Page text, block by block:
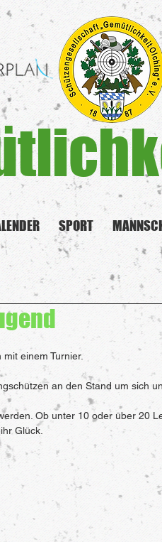
SPORT
einem Turnier.
an den Stand um sich
Ob unter 10 oder über 20
Glück.